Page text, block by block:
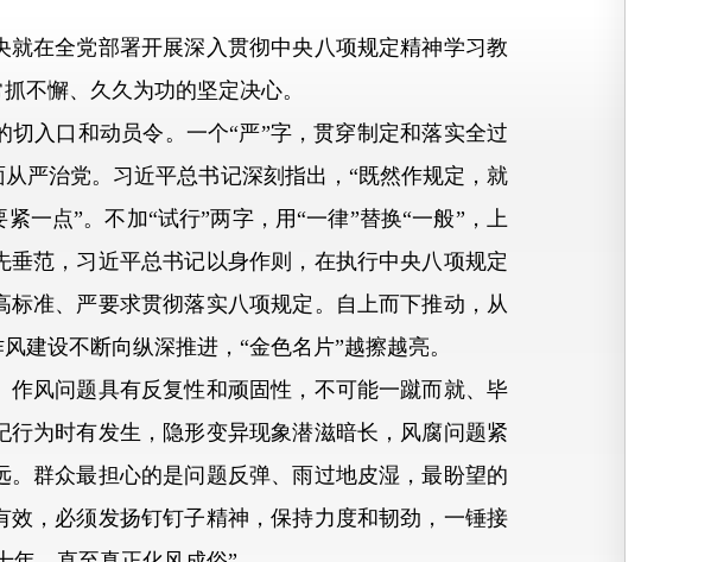
在全党部署开展深入贯彻中央八项规定精神学习教
不懈、久久为功的坚定决心。
入口和动员令。一个“严”字，贯穿制定和落实全过
严治党。习近平总书记深刻指出，“既然作规定，就
一点”。不加“试行”两字，用“一律”替换“一般”，上
范，习近平总书记以身作则，在执行中央八项规定
准、严要求贯彻落实八项规定。自上而下推动，从
建设不断向纵深推进，“金色名片”越擦越亮。
风问题具有反复性和顽固性，不可能一蹴而就、毕
为时有发生，隐形变异现象潜滋暗长，风腐问题紧
群众最担心的是问题反弹、雨过地皮湿，最盼望的
，必须发扬钉钉子精神，保持力度和韧劲，一锤接